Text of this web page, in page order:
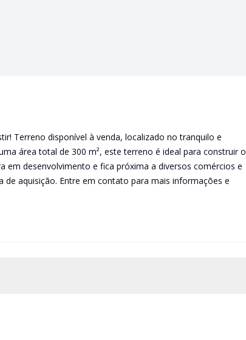
Terreno disponível à venda, localizado no tranquilo e
área total de 300 m², este terreno é ideal para construir o
em desenvolvimento e fica próxima a diversos comércios e
de aquisição. Entre em contato para mais informações e